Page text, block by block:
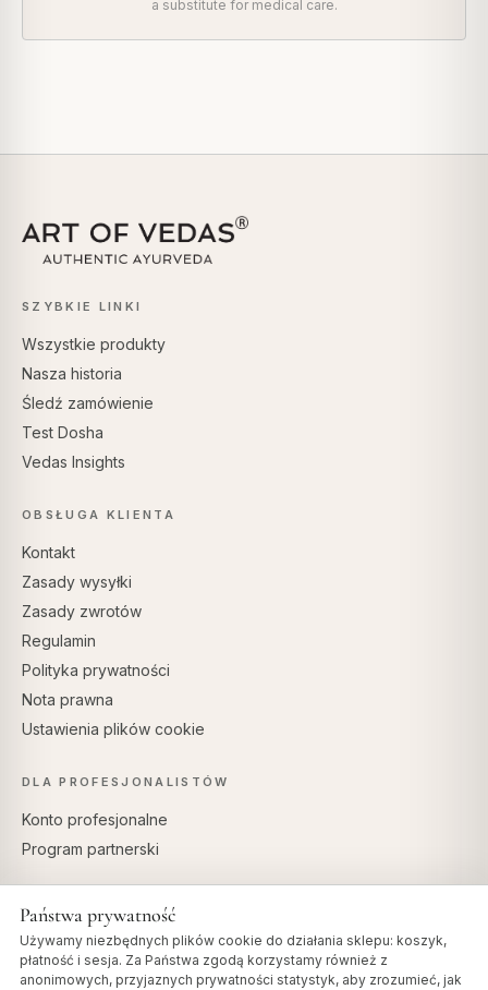
a substitute for medical care.
SZYBKIE LINKI
Wszystkie produkty
Nasza historia
Śledź zamówienie
Test Dosha
Vedas Insights
OBSŁUGA KLIENTA
Kontakt
Zasady wysyłki
Zasady zwrotów
Regulamin
Polityka prywatności
Nota prawna
Ustawienia plików cookie
DLA PROFESJONALISTÓW
Konto profesjonalne
Program partnerski
BEZPIECZNE PŁATNOŚCI
Państwa prywatność
Używamy niezbędnych plików cookie do działania sklepu: koszyk,
płatność i sesja. Za Państwa zgodą korzystamy również z
anonimowych, przyjaznych prywatności statystyk, aby zrozumieć, jak